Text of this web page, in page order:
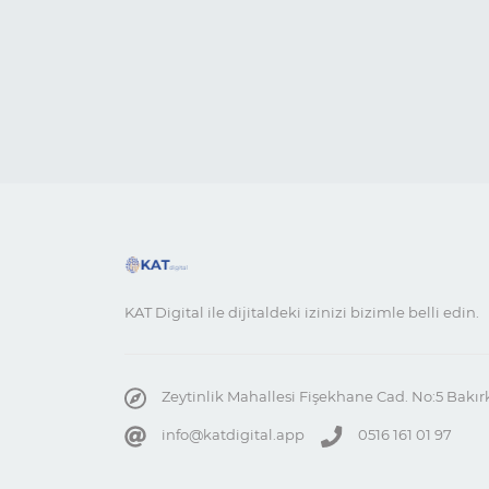
KAT Digital ile dijitaldeki izinizi bizimle belli edin.
Zeytinlik Mahallesi Fişekhane Cad. No:5
info@katdigital.app 0516 161 01 97